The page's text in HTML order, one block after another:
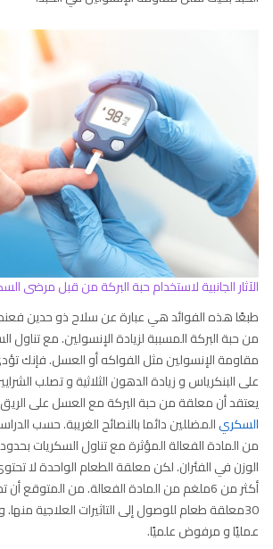
الآثار الجانبية لاستخدام حبة البركة من قبل مرضى
طبعًا هذه الفوائد هي عبارة عن سلاح ذو حدين
من حبة البركة المسببة لزيادة الإنسولين. مع تناول
مقاومة الإنسولين مثل الفواكه أو العسل. فإنك
على البنكرياس و زيادة الدهون الثلاثية و تصلب
يعتقد أن معلقة من حبة البركة مع العسل على
السكريالمضللين دائما بالنصائح الغريبة. حسب
الوزن في الفئران. لكن معلقة الطعام الواحدة لا
أكثر من 6ملغم من المادة الفعالة. من المتوقع
30معلقة طعام للوصول إلى التاثيرات العلاجية
عمليًا و مرفوض علميًا.